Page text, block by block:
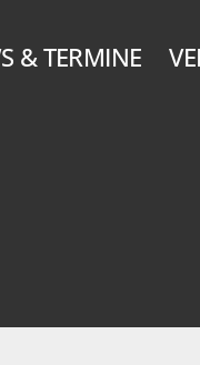
& TERMINE